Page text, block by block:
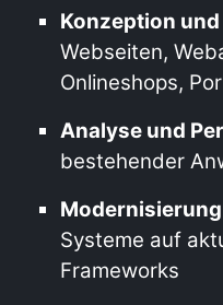
Konzeption
Webseiten,
Onlineshops,
Analyse und
bestehender
Systeme auf
Frameworks